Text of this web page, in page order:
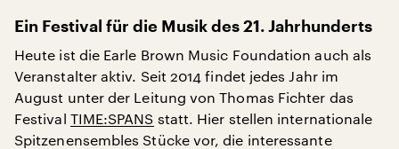
Ein Festival für die Musik des 21. Jahrhunderts
Heute ist die Earle Brown Music Foundation auch als
Veranstalter aktiv. Seit 2014 findet jedes Jahr im
August unter der Leitung von Thomas Fichter das
Festival TIME:SPANS statt. Hier stellen internationale
Spitzenensembles Stücke vor, die interessante